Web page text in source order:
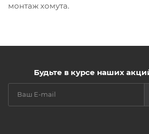
монтаж хомута.
Будьте в курсе наших